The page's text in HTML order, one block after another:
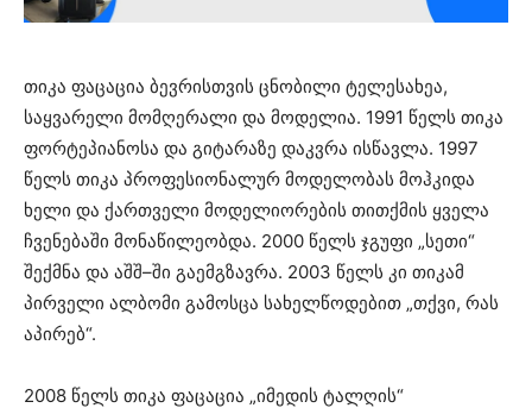
თიკა ფაცაცია ბევრისთვის ცნობილი ტელესახეა,
საყვარელი მომღერალი და მოდელია. 1991 წელს თიკა
ფორტეპიანოსა და გიტარაზე დაკვრა ისწავლა. 1997
წელს თიკა პროფესიონალურ მოდელობას მოჰკიდა
ხელი და ქართველი მოდელიორების თითქმის ყველა
ჩვენებაში მონაწილეობდა. 2000 წელს ჯგუფი „სეთი“
შექმნა და აშშ–ში გაემგზავრა. 2003 წელს კი თიკამ
პირველი ალბომი გამოსცა სახელწოდებით „თქვი, რას
აპირებ“.
2008 წელს თიკა ფაცაცია „იმედის ტალღის“